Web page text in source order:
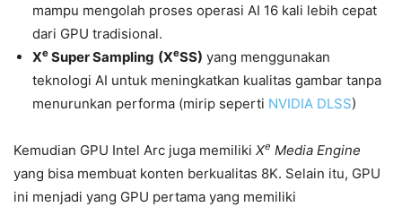
mampu mengolah proses operasi AI 16 kali lebih cepat
dari GPU tradisional.
Xe Super Sampling (XeSS) yang menggunakan
teknologi AI untuk meningkatkan kualitas gambar tanpa
menurunkan performa (mirip seperti NVIDIA DLSS)
Kemudian GPU Intel Arc juga memiliki Xe Media Engine
yang bisa membuat konten berkualitas 8K. Selain itu, GPU
ini menjadi yang GPU pertama yang memiliki